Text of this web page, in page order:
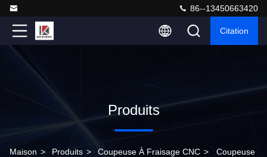
86--13450663420
Citation
Produits
Maison > Produits > Coupeuse À Fraisage CNC > Coupeuse